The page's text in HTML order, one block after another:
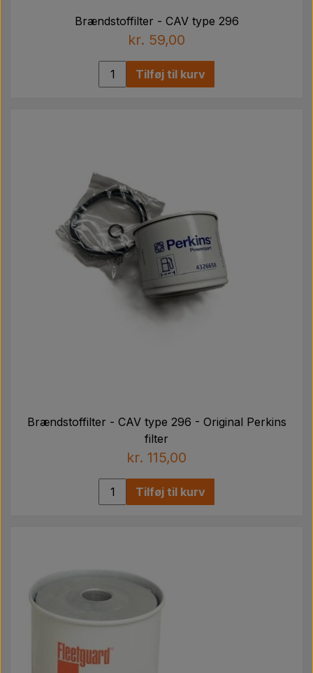
Brændstoffilter - CAV type 296
kr. 59,00
Tilføj til kurv
Brændstoffilter - CAV type 296 - Original Perkins
filter
kr. 115,00
Tilføj til kurv